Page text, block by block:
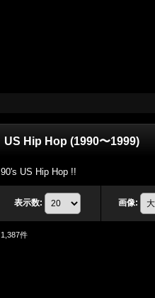
US Hip Hop (1990〜1999)
90's US Hip Hop !!
表示数: 画像:
1,387件